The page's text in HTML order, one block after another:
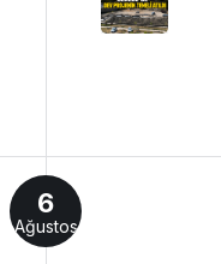
6
Ağustos